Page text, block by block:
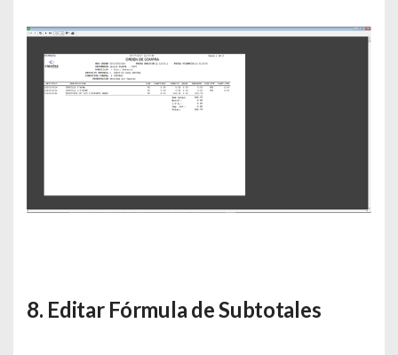
8. Editar Fórmula de Subtotales